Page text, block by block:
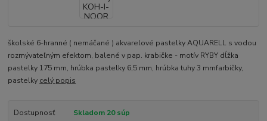
školské 6-hranné ( nemáčané ) akvarelové pastelky AQUARELL s vodou
rozmývateľným efektom, balené v pap. krabičke - motív RYBY dĺžka
pastelky 175 mm, hrúbka pastelky 6,5 mm, hrúbka tuhy 3 mmfarbičky,
pastelky celý popis
Dostupnosť Skladom 20 súp